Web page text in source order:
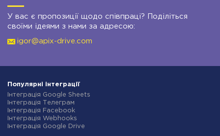
У вас є пропозиції щодо співпраці? Поділіться
своїми ідеями з нами за адресою:
igor@apix-drive.com
Популярні інтеграції
Інтеграція Google Sheets
Інтеграція Телеграм
Інтеграція Facebook
Інтеграція Webhooks
Інтеграція Google Drive